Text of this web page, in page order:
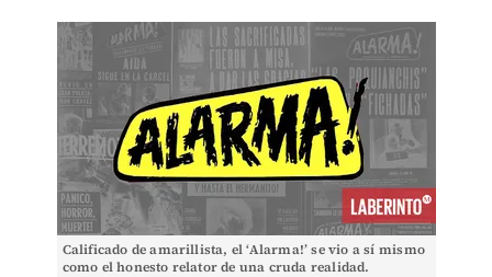
Calificado de amarillista, el ‘Alarma!’ se vio a sí mismo
como el honesto relator de una cruda realidad.